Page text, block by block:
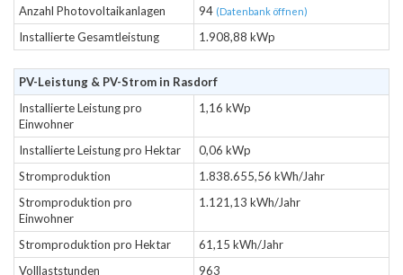
Anzahl Photovoltaikanlagen
94 (Datenbank öffnen)
Installierte Gesamtleistung 1.908,88 kWp
PV-Leistung & PV-Strom in Rasdorf
Installierte Leistung pro
Einwohner
1,16 kWp
Installierte Leistung pro Hektar
0,06 kWp
Stromproduktion
1.838.655,56 kWh/Jahr
Stromproduktion pro
Einwohner
1.121,13 kWh/Jahr
Stromproduktion pro Hektar
61,15 kWh/Jahr
Volllaststunden
963